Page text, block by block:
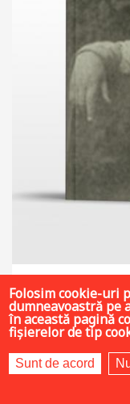
Folosim cookie-uri
dumneavoastră pe
în această pagină
fișierelor de tip
Sunt de acord